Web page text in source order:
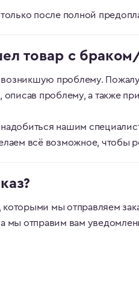
после полной
товар с
проблему.
проблему, а также
нашим
всё возможное, чтобы
мы отправляем
мы отправим вам